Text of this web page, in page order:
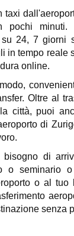
taxi
pochi
24, 7 giorni
in tempo reale
online.
Oltre al
città, puoi
di
di
o seminario o
o al tuo
senza